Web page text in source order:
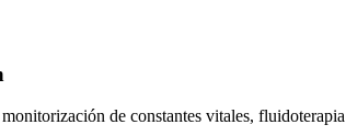
de constantes vitales,